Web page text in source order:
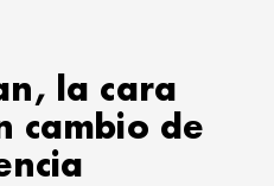
la cara
cambio de